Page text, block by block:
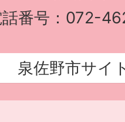
話番号：072-
泉佐野市サイ